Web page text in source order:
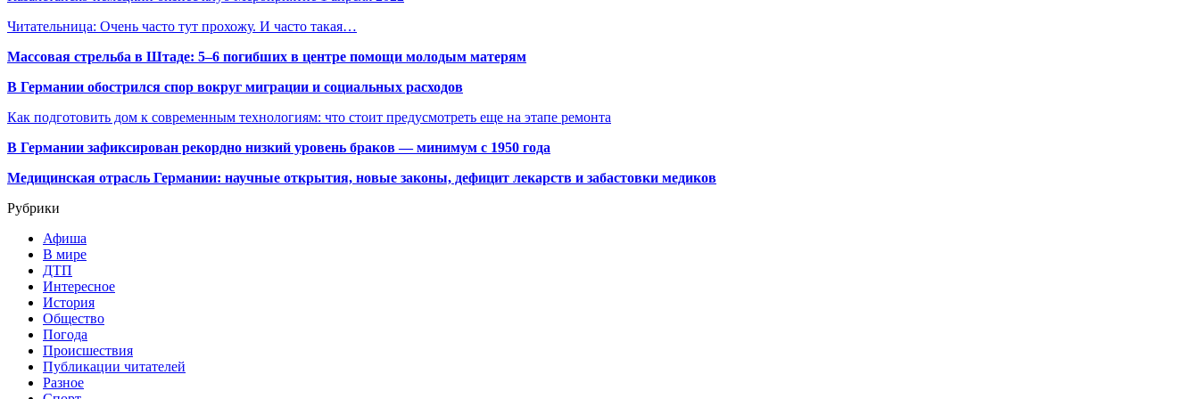
Читательница: Очень часто тут прохожу. И часто такая…
Массовая стрельба в Штаде: 5–6 погибших в центре помощи молодым матерям
В Германии обострился спор вокруг миграции и социальных расходов
Как подготовить дом к современным технологиям: что стоит предусмотреть еще на этапе ремонта
В Германии зафиксирован рекордно низкий уровень браков — минимум с 1950 года
Медицинская отрасль Германии: научные открытия, новые законы, дефицит лекарств и забастовки медиков
Рубрики
Афиша
В мире
ДТП
Интересное
История
Общество
Погода
Происшествия
Публикации читателей
Разное